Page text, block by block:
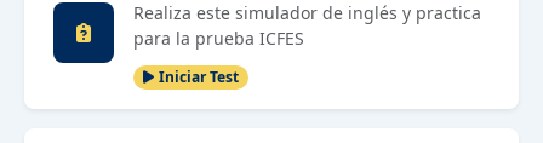
Realiza este simulador de inglés y practica
para la prueba ICFES
Iniciar Test